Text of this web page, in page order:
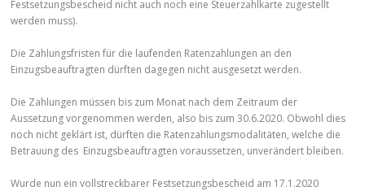
Festsetzungsbescheid nicht auch noch eine Steuerzahlkarte zugestellt
werden muss).
Die Zahlungsfristen für die laufenden Ratenzahlungen an den
Einzugsbeauftragten dürften dagegen nicht ausgesetzt werden.
Die Zahlungen müssen bis zum Monat nach dem Zeitraum der
Aussetzung vorgenommen werden, also bis zum 30.6.2020. Obwohl dies
noch nicht geklärt ist, dürften die Ratenzahlungsmodalitäten, welche die
Betrauung des Einzugsbeauftragten voraussetzen, unverändert bleiben.
Wurde nun ein vollstreckbarer Festsetzungsbescheid am 17.1.2020